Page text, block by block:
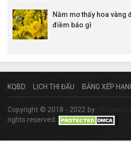
Nằm mơ thấy hoa vàng
điềm báo gì
KQBD LỊCH THI ĐẤU BẢNG XẾP
Copyright © 2018 - 2022 by
rights reserved.